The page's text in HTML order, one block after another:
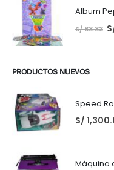
Album
S/83.33
PRODUCTOS NUEVOS
S/
Máquina